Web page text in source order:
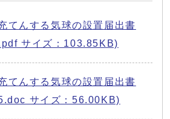
てんする気球の設置届出書
サイズ：103.85KB)
てんする気球の設置届出書
サイズ：56.00KB)